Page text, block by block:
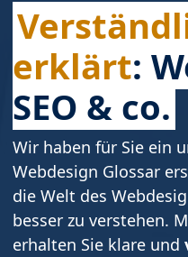
erklärt:
SEO & co.
Wir haben für Sie ein
Webdesign Glossar
die Welt des
besser zu verstehen.
erhalten Sie klare und